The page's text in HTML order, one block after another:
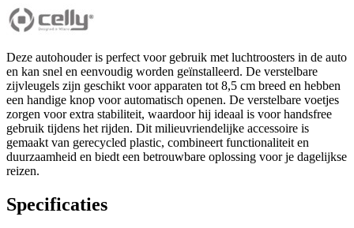
Deze autohouder is perfect voor gebruik met luchtroosters in de auto
en kan snel en eenvoudig worden geïnstalleerd. De verstelbare
zijvleugels zijn geschikt voor apparaten tot 8,5 cm breed en hebben
een handige knop voor automatisch openen. De verstelbare voetjes
zorgen voor extra stabiliteit, waardoor hij ideaal is voor handsfree
gebruik tijdens het rijden. Dit milieuvriendelijke accessoire is
gemaakt van gerecycled plastic, combineert functionaliteit en
duurzaamheid en biedt een betrouwbare oplossing voor je dagelijkse
reizen.
Specificaties